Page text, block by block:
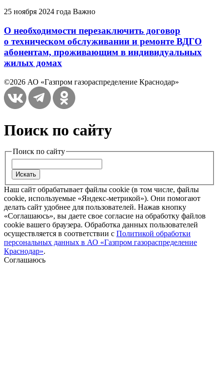
25 ноября 2024 года Важно
О необходимости перезаключить договор
о техническом обслуживании и ремонте ВДГО
абонентам, проживающим в индивидуальных
жилых домах
©2026 АО «Газпром газораспределение Краснодар»
Поиск по сайту
Поиск по сайту
Наш сайт обрабатывает файлы cookie (в том числе, файлы
cookie, используемые «Яндекс-метрикой»). Они помогают
делать сайт удобнее для пользователей. Нажав кнопку
«Соглашаюсь», вы даете свое согласие на обработку файлов
cookie вашего браузера. Обработка данных пользователей
осуществляется в соответствии с Политикой обработки
персональных данных в АО «Газпром газораспределение
Краснодар».
Соглашаюсь